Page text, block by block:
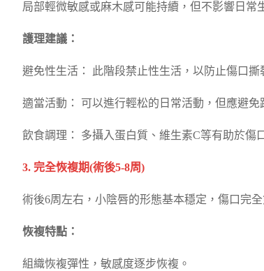
局部輕微敏感或麻木感可能持續，但不影響日常
護理建議：
避免性生活： 此階段禁止性生活，以防止傷口撕
適當活動： 可以進行輕松的日常活動，但應避免
飲食調理： 多攝入蛋白質、維生素C等有助於傷
3. 完全恢複期(術後5-8周)
術後6周左右，小陰唇的形態基本穩定，傷口完
恢複特點：
組織恢複彈性，敏感度逐步恢複。